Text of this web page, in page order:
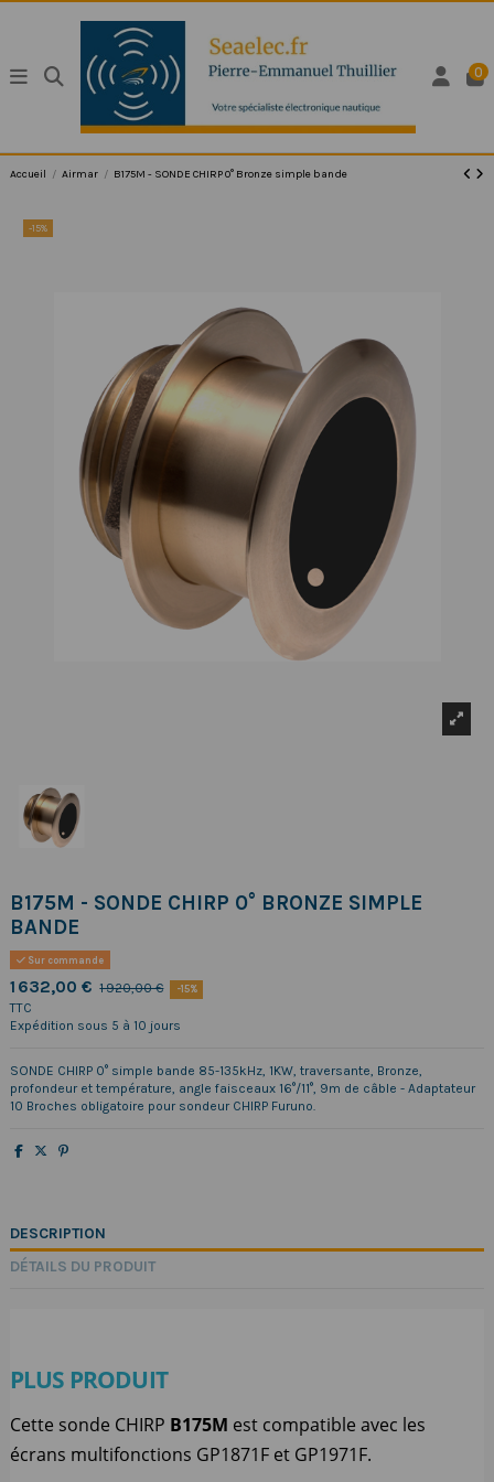
0
Accueil Airmar B175M - SONDE CHIRP 0° Bronze simple bande
-15%
B175M - SONDE CHIRP 0° BRONZE SIMPLE
BANDE
Sur commande
1 632,00 € 1 920,00 € -15%
TTC
Expédition sous 5 à 10 jours
SONDE CHIRP 0° simple bande 85-135kHz, 1KW, traversante, Bronze,
profondeur et température, angle faisceaux 16°/11°, 9m de câble - Adaptateur
10 Broches obligatoire pour sondeur CHIRP Furuno.
DESCRIPTION
DÉTAILS DU PRODUIT
PLUS PRODUIT
Cette sonde CHIRP B175M est compatible avec les
écrans multifonctions GP1871F et GP1971F.